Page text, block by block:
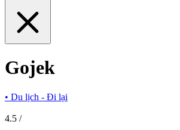
Gojek
• Du lịch - Đi lại
4.5 /